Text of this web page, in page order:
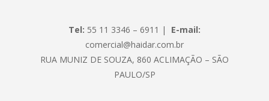
Tel: 55 11 3346 – 6911 | E-mail:
comercial@haidar.com.br
RUA MUNIZ DE SOUZA, 860 ACLIMAÇÃO – SÃO
PAULO/SP